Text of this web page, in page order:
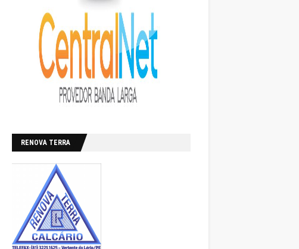
RENOVA TERRA